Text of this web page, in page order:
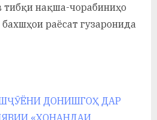
нақша-чорабиниҳо
раёсат гузаронида
ДОНИШГОҲ ДАР
«ХОНАНДАИ